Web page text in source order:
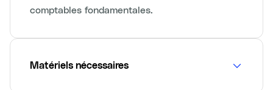
comptables fondamentales.
Matériels nécessaires